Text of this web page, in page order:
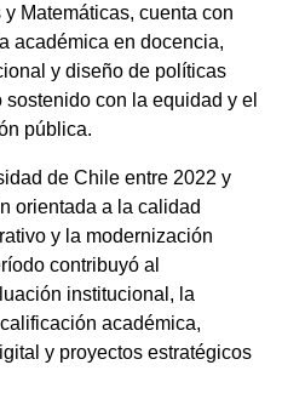
Matemáticas, cuenta con
académica en docencia,
y diseño de políticas
con la equidad y el
pública.
de Chile entre 2022 y
orientada a la calidad
y la modernización
contribuyó al
institucional, la
académica,
y proyectos estratégicos